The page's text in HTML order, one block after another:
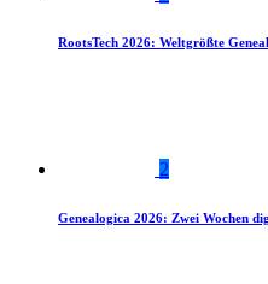
RootsTech 2026: Weltgrößte
2
Genealogica 2026: Zwei Wochen